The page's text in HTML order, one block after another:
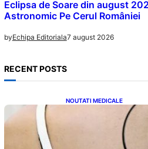
Eclipsa de Soare din august
Astronomic Pe Cerul României
byEchipa Editoriala7 august 2026
RECENT POSTS
NOUTATI MEDICALE
10 Semne
Ce Trebuie să